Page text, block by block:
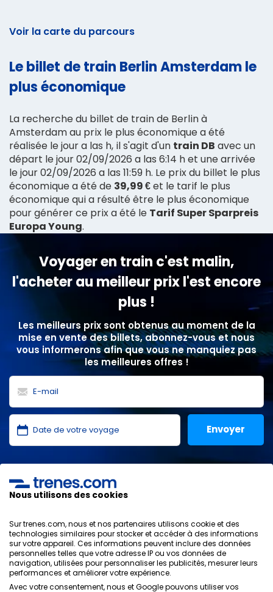
Voir la carte du parcours
Le billet de train Berlin Amsterdam le
plus économique
La recherche du billet de train de Berlin à
Amsterdam au prix le plus économique a été
réalisée le jour a las h, il s'agit d'un train DB avec un
départ le jour 02/09/2026 a las 6:14 h et une arrivée
le jour 02/09/2026 a las 11:59 h. Le prix du billet le plus
économique a été de 39,99 €et le tarif le plus
économique qui a résulté être le plus économique
pour générer ce prix a été le Tarif Super Sparpreis
Europa Young.
Voyager en train c'est malin,
l'acheter au meilleur prix l'est encore
plus !
Les meilleurs prix sont obtenus au moment de la
mise en vente des billets, abonnez-vous et nous
vous informerons afin que vous ne manquiez pas
les meilleures offres !
protection des données
ONLINE TRAVEL SOLUTIONS.
Politique de confidentialité
Conditions générales
Politique de sécurité
Nous utilisons des cookies
Sur trenes.com, nous et nos partenaires utilisons cookie et des
technologies similaires pour stocker et accéder à des informations
sur votre appareil. Ces informations peuvent inclure des données
personnelles telles que votre adresse IP ou vos données de
navigation, utilisées pour personnaliser les publicités, mesurer leurs
performances et améliorer votre expérience.
Avec votre consentement, nous et Google pouvons utiliser vos